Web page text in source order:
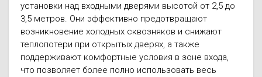
установки над входными дверями высотой от 2,5 до
3,5 метров. Они эффективно предотвращают
возникновение холодных сквозняков и снижают
теплопотери при открытых дверях, а также
поддерживают комфортные условия в зоне входа,
что позволяет более полно использовать весь